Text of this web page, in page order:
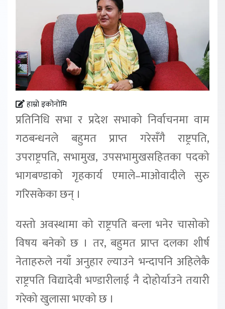
हाम्रो इकोनोमि
प्रतिनिधि सभा र प्रदेश सभाको निर्वाचनमा वाम
गठबन्धनले बहुमत प्राप्त गरेसँगै राष्ट्रपति,
उपराष्ट्रपति, सभामुख, उपसभामुखसहितका पदको
भागबण्डाको गृहकार्य एमाले–माओवादीले सुरु
गरिसकेका छन् ।
यस्तो अवस्थामा को राष्ट्रपति बन्ला भनेर चासोको
विषय बनेको छ । तर, बहुमत प्राप्त दलका शीर्ष
नेताहरुले नयाँ अनुहार ल्याउने भन्दापनि अहिलेकै
राष्ट्रपति विद्यादेवी भण्डारीलाई नै दोहोर्याउने तयारी
गरेको खुलासा भएको छ ।